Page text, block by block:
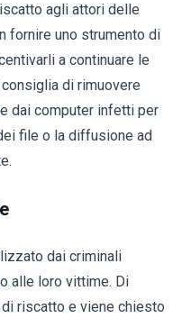
agli attori delle
fornire uno strumento di
a continuare le
di rimuovere
dai computer infetti per
file o la diffusione ad
dai criminali
alle loro vittime. Di
riscatto e viene chiesto